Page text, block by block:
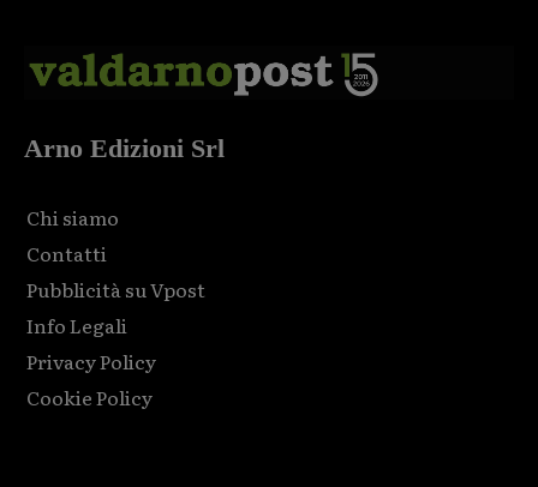
Arno Edizioni Srl
Chi siamo
Contatti
Pubblicità su Vpost
Info Legali
Privacy Policy
Cookie Policy